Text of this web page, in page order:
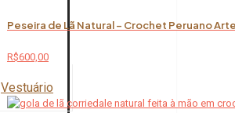
Peseira de Lã Natural – Crochet Peruano
R$600,00
Vestuário